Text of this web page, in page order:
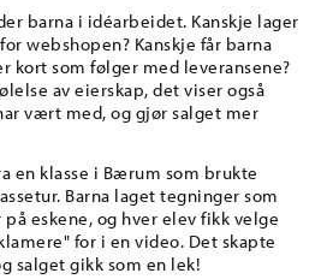
barna i idéarbeidet. Kanskje lager
webshopen? Kanskje får barna
kort som følger med leveransene?
av eierskap, det viser også
vært med, og gjør salget mer
en klasse i Bærum som brukte
Barna laget tegninger som
eskene, og hver elev fikk velge
for i en video. Det skapte
salget gikk som en lek!